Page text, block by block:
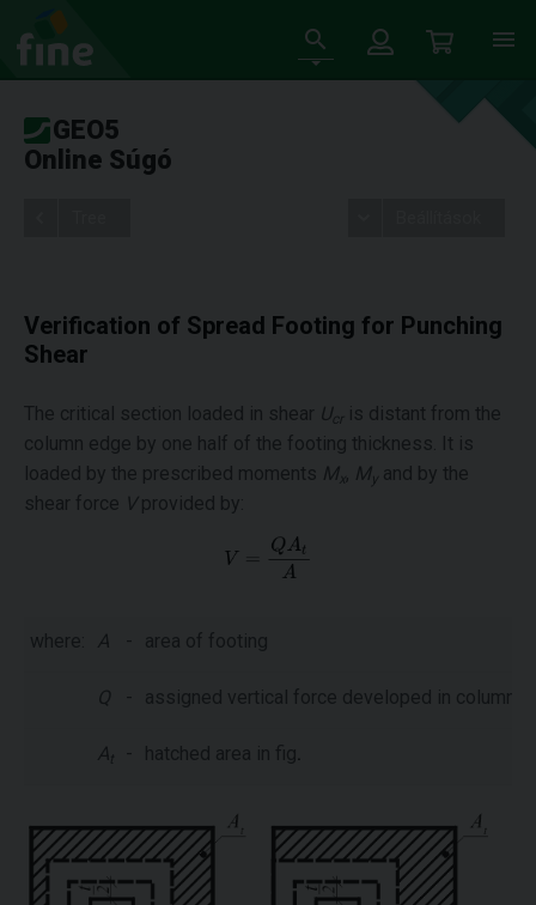
GEO5
Online Súgó
Verification of Spread Footing for Punching
Shear
The critical section loaded in shear U cr is distant from the
column edge by one half of the footing thickness. It is
loaded by the prescribed moments M x, My and by the
shear force Vprovided by:
where: A - area of footing
Q - assigned vertical force developed in column
At - hatched area in fig.